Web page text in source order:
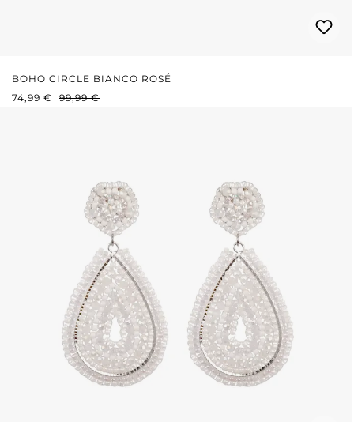
BOHO CIRCLE BIANCO ROSÉ
PREZZO DI VENDITA:
74,99 € PREZZO NORMALE:
99,99 €